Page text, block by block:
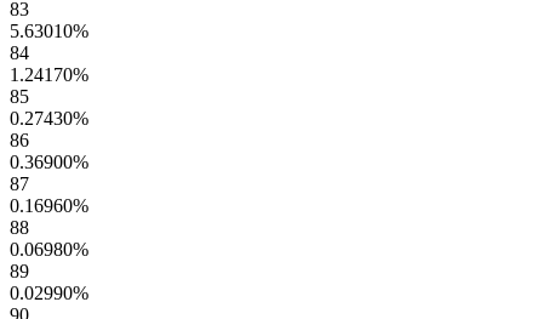
83
5.63010%
84
1.24170%
85
0.27430%
86
0.36900%
87
0.16960%
88
0.06980%
89
0.02990%
90